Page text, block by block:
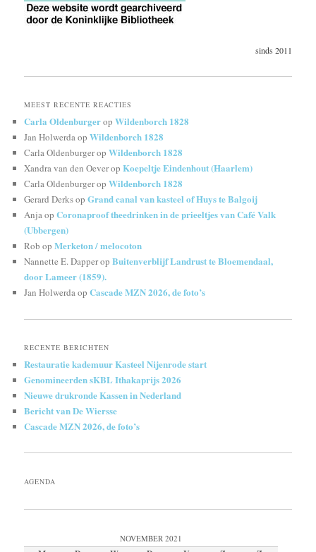
sinds 2011
MEEST RECENTE REACTIES
Carla OldenburgeropWildenborch 1828
Jan HolwerdaopWildenborch 1828
Carla OldenburgeropWildenborch 1828
Xandra van den OeveropKoepeltje Eindenhout (Haarlem)
Carla OldenburgeropWildenborch 1828
Gerard DerksopGrand canal van kasteel of Huys te Balgoij
AnjaopCoronaproof theedrinken in de prieeltjes van Café Valk
(Ubbergen)
Rob opMerketon / melocoton
Nannette E. DapperopBuitenverblijf Landrust te Bloemendaal,
door Lameer (1859).
Jan HolwerdaopCascade MZN 2026, de foto’s
RECENTE BERICHTEN
Restauratie kademuur Kasteel Nijenrode start
Genomineerden sKBL Ithakaprijs 2026
Nieuwe drukronde Kassen in Nederland
Bericht van De Wiersse
Cascade MZN 2026, de foto’s
AGENDA
NOVEMBER 2021